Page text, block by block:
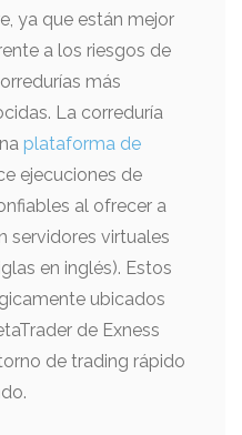
ya que están mejor
a los riesgos de
más
La correduría
plataforma de
ejecuciones de
al ofrecer a
servidores virtuales
en inglés). Estos
ubicados
de Exness
de trading rápido